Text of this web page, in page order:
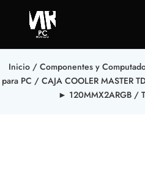
Inicio/ Componentes y
para PC / CAJA COOLER MASTER
‎►‎ 120MM‎X‎2‎ARGB /‎